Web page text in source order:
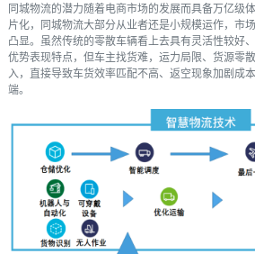
同城物流的潜力随着电商市场的发展而具备万亿级
片化，同城物流大部分从业者还是小规模运作，市
凸显。虽然传统的零散车辆看上去具有灵活性较好
优势表现特点，但车主找货难，运力局限、货源零
入，直接导致车货效率匹配不高、返空现象加剧成
端。